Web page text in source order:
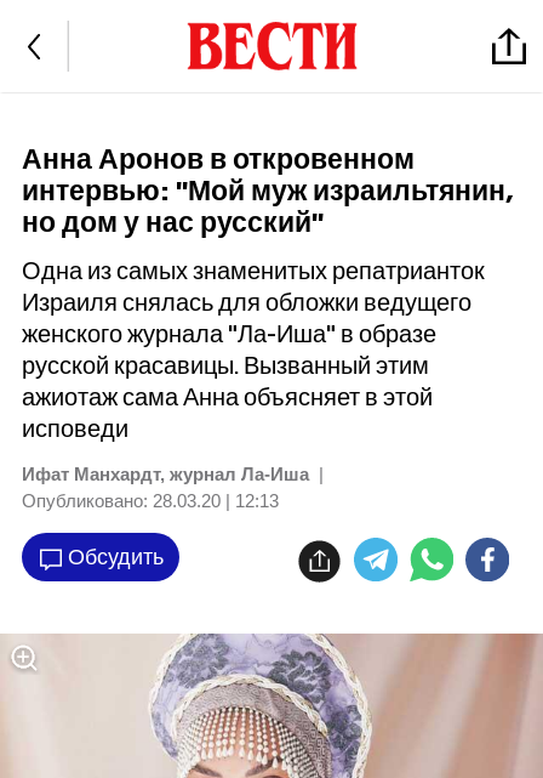
Анна Аронов в откровенном
интервью: "Мой муж израильтянин,
но дом у нас русский"
Одна из самых знаменитых репатрианток
Израиля снялась для обложки ведущего
женского журнала "Ла-Иша" в образе
русской красавицы. Вызванный этим
ажиотаж сама Анна объясняет в этой
исповеди
Ифат Манхардт, журнал Ла-Иша |
Опубликовано: 28.03.20 | 12:13
Обсудить